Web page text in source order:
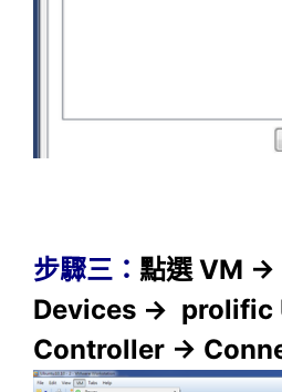
步驟三： 點選 VM →
Devices → prolific
Controller →